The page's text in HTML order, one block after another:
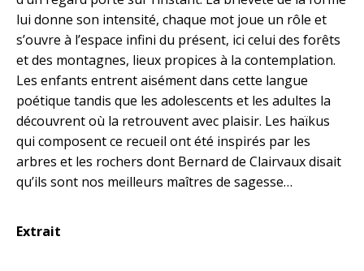
lui donne son intensité, chaque mot joue un rôle et
s’ouvre à l’espace infini du présent, ici celui des forêts
et des montagnes, lieux propices à la contemplation.
Les enfants entrent aisément dans cette langue
poétique tandis que les adolescents et les adultes la
découvrent où la retrouvent avec plaisir. Les haïkus
qui composent ce recueil ont été inspirés par les
arbres et les rochers dont Bernard de Clairvaux disait
qu’ils sont nos meilleurs maîtres de sagesse…
Extrait